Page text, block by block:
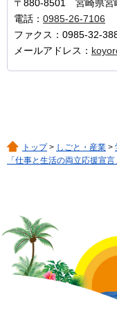
〒880-8501 宮崎県宮
電話： 0985-26-7106
ファクス：0985-32-
メールアドレス：
トップ> しごと・産業 >
「仕事と生活の両立応援宣